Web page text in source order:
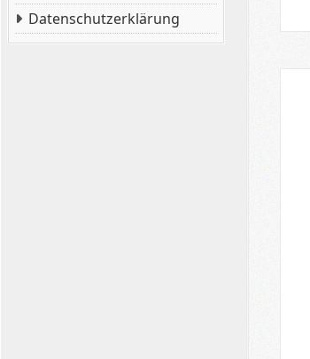
Datenschutzerklärung